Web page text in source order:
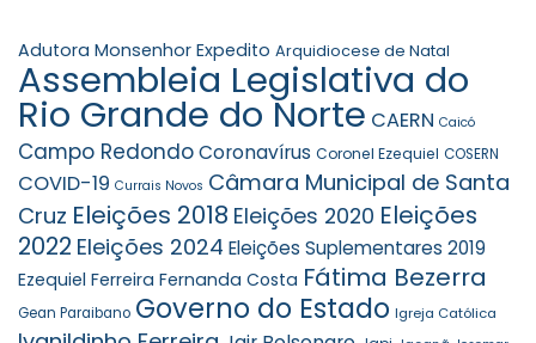
Adutora Monsenhor Expedito Arquidiocese de Natal
Assembleia Legislativa do
Rio Grande do Norte CAERN Caicó
Campo RedondoCoronavírus Coronel Ezequiel COSERN
COVID-19 Currais Novos Câmara Municipal de Santa
Cruz Eleições 2018 Eleições 2020 Eleições
2022 Eleições 2024 Eleições Suplementares 2019
Ezequiel Ferreira Fernanda Costa Fátima Bezerra
Gean Paraibano Governo do Estado Igreja Católica